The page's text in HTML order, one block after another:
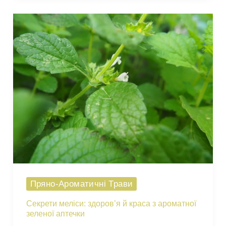
саду:
як
посадити,
виростити
й
зберегти
аромат
на
роки
Пряно-Ароматичні Трави
Секрети меліси: здоров’я й краса з ароматної
зеленої аптечки